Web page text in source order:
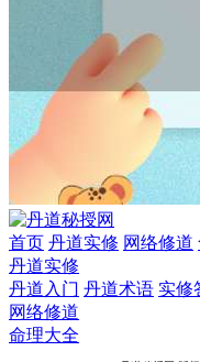
首页 丹道实修 网络修道
丹道实修
丹道入门 丹道术语 实修
网络修道
命理大全